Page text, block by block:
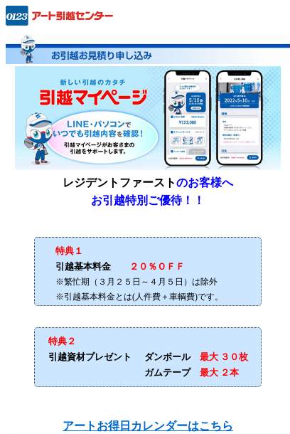
レジデントファーストのお客様へ
お引越特別ご優待！！
特典１
引越基本料金
２０％ＯＦＦ
※繁忙期（３月２５日～４月５日）は除外
※引越基本料金とは(人件費＋車輌費)です。
特典２
引越資材プレゼント
ダンボール
最大 ３０枚
ガムテープ
最大 ２本
アートお得日カレンダーはこちら